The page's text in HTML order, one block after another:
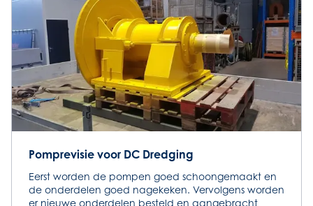
Pomprevisie voor DC Dredging
Eerst worden de pompen goed schoongemaakt en
de onderdelen goed nagekeken. Vervolgens worden
er nieuwe onderdelen besteld en aangebracht